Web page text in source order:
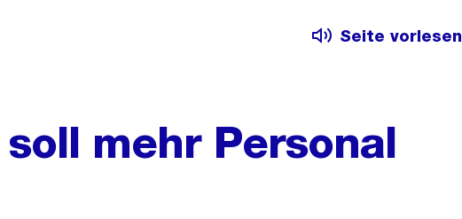
Seite vorlesen
mehr Personal